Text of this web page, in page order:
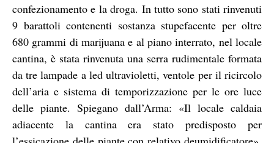
confezionamento e la droga. In tutto sono stati rinvenuti
9 barattoli contenenti sostanza stupefacente per oltre
680 grammi di marijuana e al piano interrato, nel locale
cantina, è stata rinvenuta una serra rudimentale formata
da tre lampade a led ultravioletti, ventole per il ricircolo
dell’aria e sistema di temporizzazione per le ore luce
delle piante. Spiegano dall’Arma: «Il locale caldaia
adiacente la cantina era stato predisposto per